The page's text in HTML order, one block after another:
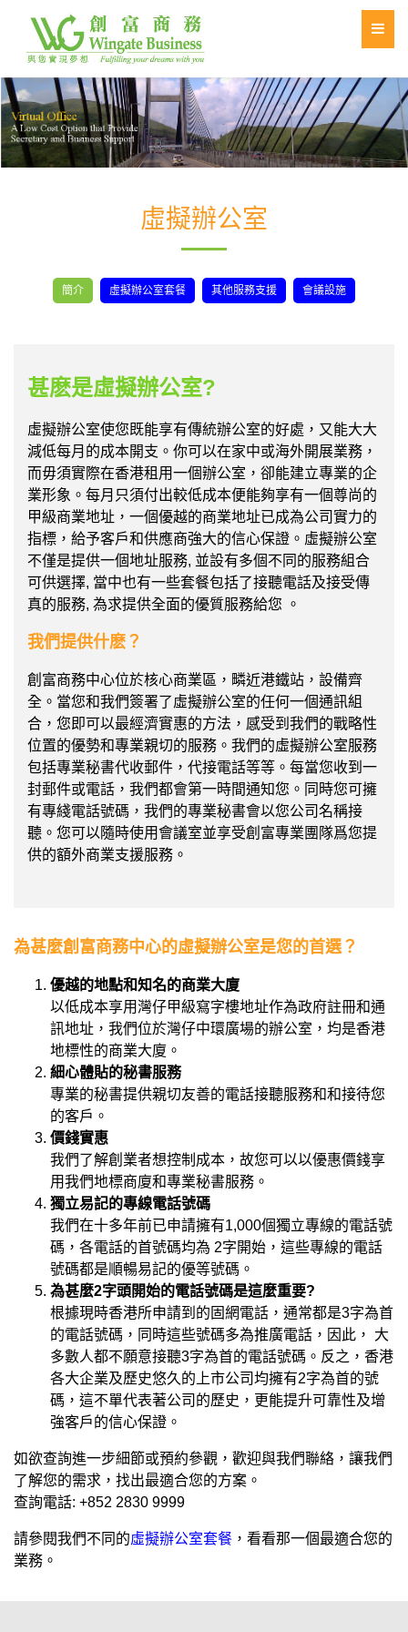
虛擬辦公室
簡介 虛擬辦公室套餐 其他服務支援 會議設施
甚麽是虛擬辦公室?
虛擬辦公室使您既能享有傳統辦公室的好處，又能大大
減低每月的成本開支。你可以在家中或海外開展業務，
而毋須實際在香港租用一個辦公室，卻能建立專業的企
業形象。每月只須付出較低成本便能夠享有一個尊尚的
甲級商業地址，一個優越的商業地址已成為公司實力的
指標，給予客戶和供應商強大的信心保證。虛擬辦公室
不僅是提供一個地址服務, 並設有多個不同的服務組合
可供選擇, 當中也有一些套餐包括了接聽電話及接受傳
真的服務, 為求提供全面的優質服務給您 。
我們提供什麽？
創富商務中心位於核心商業區，疄近港鐵站，設備齊
全。當您和我們簽署了虛擬辦公室的任何一個通訊組
合，您即可以最經濟實惠的方法，感受到我們的戰略性
位置的優勢和專業親切的服務。我們的虛擬辦公室服務
包括專業秘書代收郵件，代接電話等等。每當您收到一
封郵件或電話，我們都會第一時間通知您。同時您可擁
有專綫電話號碼，我們的專業秘書會以您公司名稱接
聽。您可以隨時使用會議室並享受創富專業團隊爲您提
供的額外商業支援服務。
為甚麼創富商務中心的虛擬辦公室是您的首選？
優越的地點和知名的商業大廈
以低成本享用灣仔甲級寫字樓地址作為政府註冊和通
訊地址，我們位於灣仔中環廣場的辦公室，均是香港
地標性的商業大廈。
細心體貼的秘書服務
專業的秘書提供親切友善的電話接聽服務和和接待您
的客戶。
價錢實惠
我們了解創業者想控制成本，故您可以以優惠價錢享
用我們地標商廈和專業秘書服務。
獨立易記的專線電話號碼
我們在十多年前已申請擁有1,000個獨立專線的電話號
碼，各電話的首號碼均為 2字開始，這些專線的電話
號碼都是順暢易記的優等號碼。
為甚麼2字頭開始的電話號碼是這麼重要?
根據現時香港所申請到的固網電話，通常都是3字為首
的電話號碼，同時這些號碼多為推廣電話，因此， 大
多數人都不願意接聽3字為首的電話號碼。反之，香港
各大企業及歷史悠久的上市公司均擁有2字為首的號
碼，這不單代表著公司的歷史，更能提升可靠性及增
強客戶的信心保證。
如欲查詢進一步細節或預約參觀，歡迎與我們聯絡，讓我們
了解您的需求，找出最適合您的方案。
查詢電話: +852 2830 9999
請參閱我們不同的虛擬辦公室套餐 ，看看那一個最適合您的
業務。